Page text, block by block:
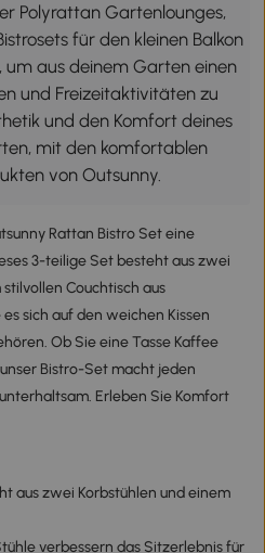
Polyrattan Gartenlounges,
für den kleinen Balkon
um aus deinem Garten einen
und Freizeitaktivitäten zu
und den Komfort deines
mit den komfortablen
von Outsunny.
Rattan Bistro Set eine
3-teilige Set besteht aus zwei
Couchtisch aus
sich auf den weichen Kissen
Ob Sie eine Tasse Kaffee
Bistro-Set macht jeden
Erleben Sie Komfort
aus zwei Korbstühlen und einem
verbessern das Sitzerlebnis für